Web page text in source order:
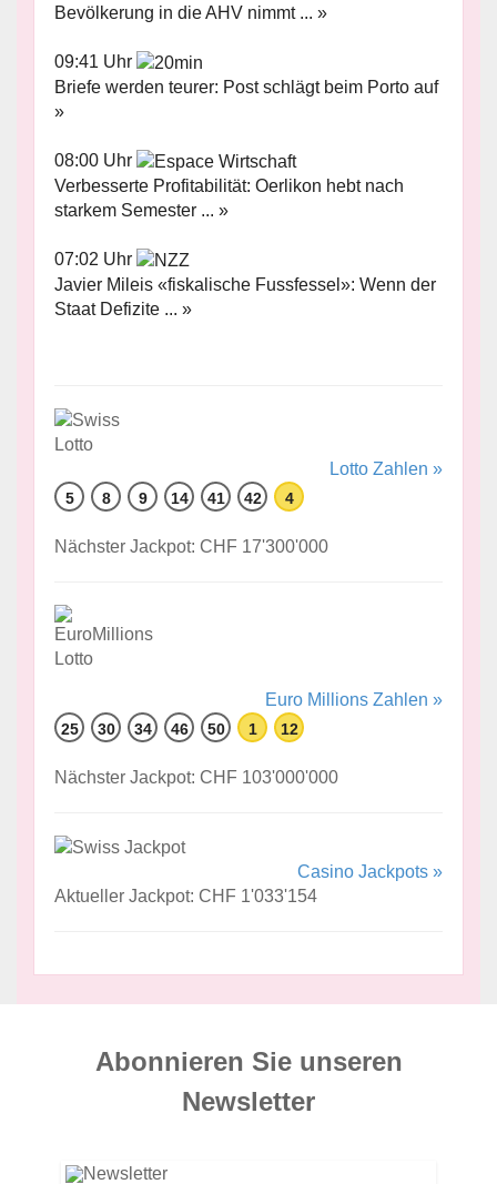
Bevölkerung in die AHV nimmt ... »
09:41 Uhr
Briefe werden teurer: Post schlägt beim Porto auf
»
08:00 Uhr
Verbesserte Profitabilität: Oerlikon hebt nach
starkem Semester ... »
07:02 Uhr
Javier Mileis «fiskalische Fussfessel»: Wenn der
Staat Defizite ... »
Lotto Zahlen »
5 8 9 14 41 42 4
Nächster Jackpot: CHF 17'300'000
Euro Millions Zahlen »
25 30 34 46 50 1 12
Nächster Jackpot: CHF 103'000'000
Casino Jackpots »
Aktueller Jackpot: CHF 1'033'154
Abonnieren Sie unseren
News­letter